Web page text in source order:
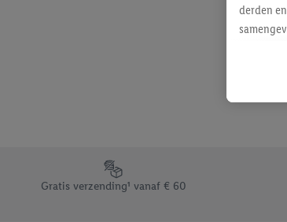
Footerelement met de verschillende USPs van
Gratis verzending¹ vanaf € 60
derden
Als u
u
niet te
Onder
Door op